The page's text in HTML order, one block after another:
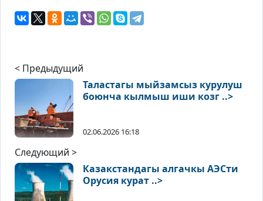
< Предыдущий
Таластагы мыйзамсыз курулуш
боюнча кылмыш иши козг ..>
02.06.2026 16:18
Следующий >
Казакстандагы алгачкы АЭСти
Орусия курат ..>